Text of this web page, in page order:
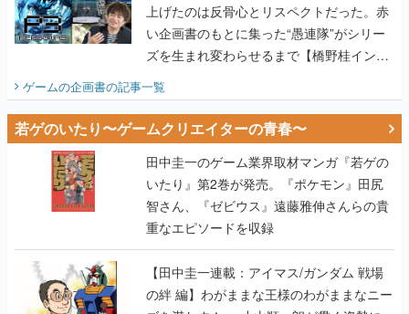
上げたのは反骨心とリスペクトだった。赤
い企画書のもとに集った“愚連隊”がシリー
ズを生まれ変わらせるまで【橋野桂インタ
ビュー】
ゲームの企画書の記事一覧
若ゲのいたり〜ゲームクリエイターの青春〜
田中圭一のゲーム業界取材マンガ『若ゲの
いたり』第2巻が発売。『ポケモン』田尻
智さん、『ゼビウス』遠藤雅伸さんらの貴
重なエピソードを収録
【田中圭一連載：アイマス/ガンダム 戦場
の絆 編】わがままな王様のわがままなニー